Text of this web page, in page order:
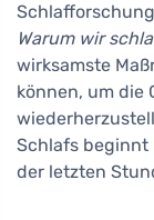
Warum wir
wirksamste
können, um die
Schlafs beginnt
der letzten